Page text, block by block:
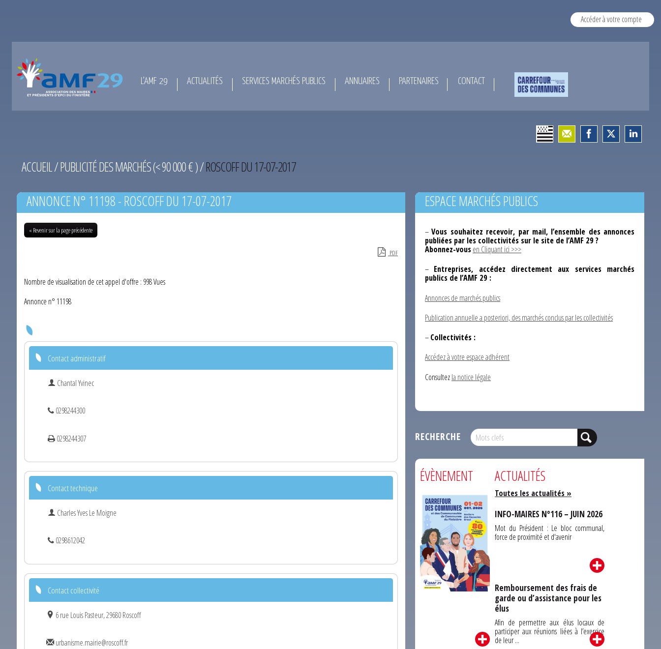
Accéder à votre compte
L’AMF 29 ACTUALITÉS SERVICES MARCHÉS PUBLICS ANNUAIRES PARTENAIRES CONTACT
ACCUEIL/PUBLICITÉ DES MARCHÉS (< 90 000 € )/ROSCOFF DU 17-07-2017
ANNONCE N° 11198 - ROSCOFF DU 17-07-2017
« Revenir sur la page précédente
PDF
Nombre de visualisation de cet appel d'offre : 998 Vues
Annonce n° 11198
Contact administratif
Chantal Yvinec
0298244300
0298244307
Contact technique
Charles Yves Le Moigne
0298612042
Contact collectivité
6 rue Louis Pasteur, 29680 Roscoff
urbanisme.mairie@roscoff.fr
ESPACE MARCHÉS PUBLICS
–Vous souhaitez recevoir, par mail, l’ensemble des annonces
publiées par les collectivités sur le site de l’AMF 29 ?
Abonnez-vousen Cliquant ici >>>
– Entreprises, accédez directement aux services marchés
publics de l’AMF 29 :
Annonces de marchés publics
Publication annuelle a posteriori, des marchés conclus par les collectivités
–Collectivités :
Accédez à votre espace adhérent
Consultezla notice légale
RECHERCHE
ÉVÈNEMENT ACTUALITÉS
Toutes les actualités »
INFO-MAIRES N°116 – JUIN 2026
Mot du Président : Le bloc communal,
force de proximité et d'avenir
Remboursement des frais de
garde ou d’assistance pour les
élus
Afin de permettre aux élus locaux de
participer aux réunions liées à l’exercice
de leur ...